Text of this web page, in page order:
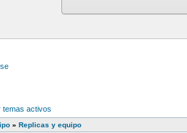
temas activos
» Replicas y equipo